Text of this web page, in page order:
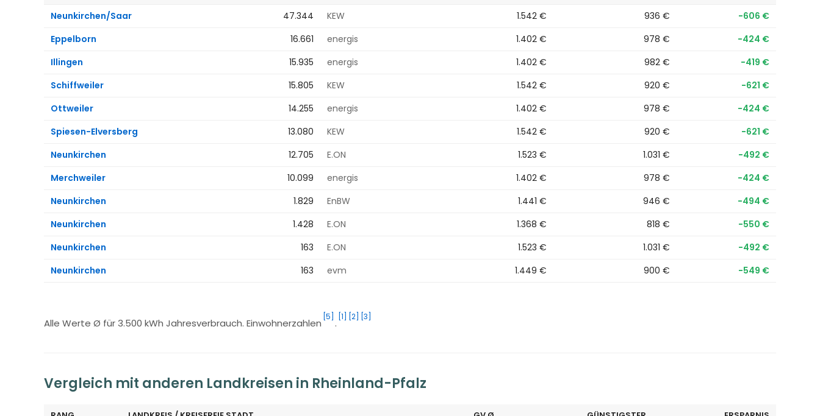
Neunkirchen/Saar 47.344 KEW 1.542 € 936 €
−606 €
Eppelborn
16.661 energis 1.402 € 978 €
−424 €
Illingen
15.935 energis 1.402 € 982 €
−419 €
Schiffweiler
15.805 KEW 1.542 € 920 €
−621 €
Ottweiler
14.255 energis 1.402 € 978 €
−424 €
Spiesen-Elversberg
13.080 KEW 1.542 € 920 €
−621 €
Neunkirchen
12.705 E.ON 1.523 € 1.031 €
−492 €
Merchweiler
10.099 energis 1.402 € 978 €
−424 €
Neunkirchen
1.829 EnBW 1.441 € 946 €
−494 €
Neunkirchen
1.428 E.ON 1.368 € 818 €
−550 €
Neunkirchen
163 E.ON 1.523 € 1.031 €
−492 €
Neunkirchen
163 evm 1.449 € 900 € −549 €
Alle Werte Ø für 3.500 kWh Jahresverbrauch. Einwohnerzahlen
[5]
.
[1] [2] [3]
Vergleich mit anderen Landkreisen in Rheinland-Pfalz